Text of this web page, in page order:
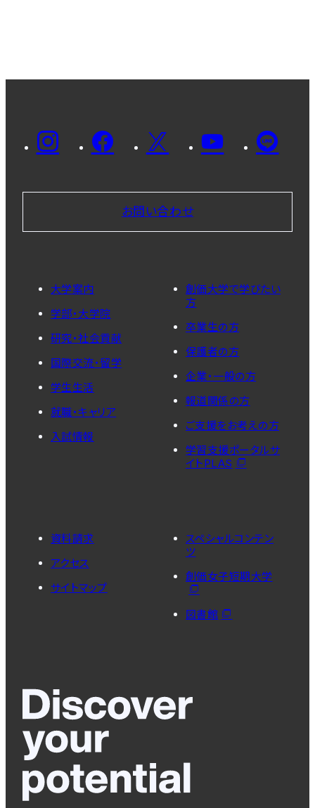
お問い合わせ
大学案内
学部・大学院
研究・社会貢献
国際交流・留学
学生生活
就職・キャリア
入試情報
創価大学で学びたい
方
卒業生の方
保護者の方
企業・一般の方
報道関係の方
ご支援をお考えの方
学習支援ポータルサ
イトPLAS
資料請求
アクセス
サイトマップ
スペシャルコンテン
ツ
創価女子短期大学
図書館